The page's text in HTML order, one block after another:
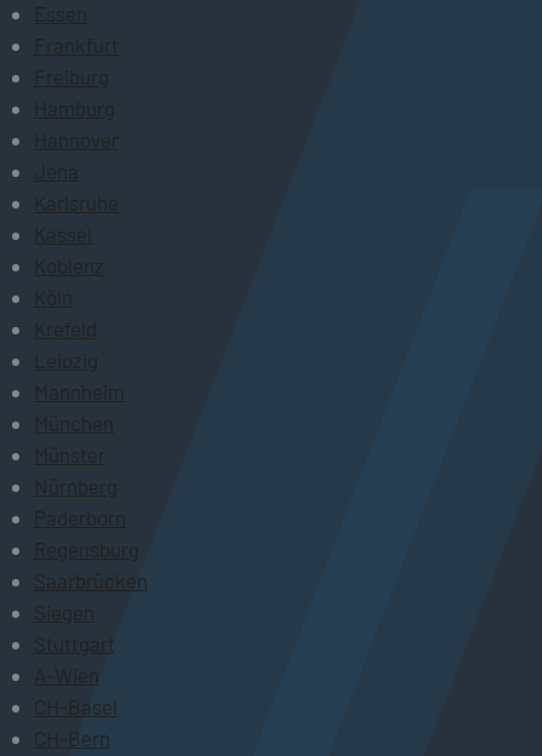
Essen
Frankfurt
Freiburg
Hamburg
Hannover
Jena
Karlsruhe
Kassel
Koblenz
Köln
Krefeld
Leipzig
Mannheim
München
Münster
Nürnberg
Paderborn
Regensburg
Saarbrücken
Siegen
Stuttgart
A-Wien
CH-Basel
CH-Bern